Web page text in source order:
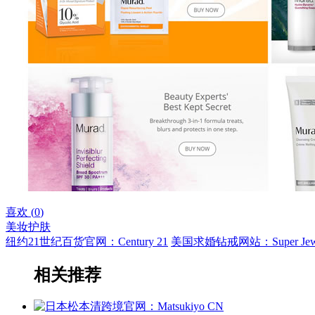
喜欢 (0)
美妆护肤
纽约21世纪百货官网：Century 21 美国求婚钻戒网站：Super
相关推荐